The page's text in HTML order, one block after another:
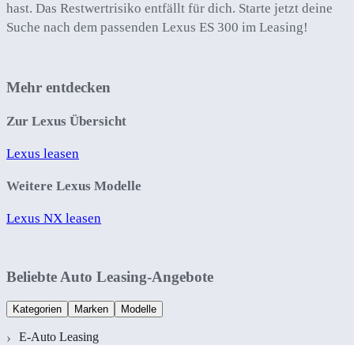
hast. Das Restwertrisiko entfällt für dich. Starte jetzt deine
Suche nach dem passenden Lexus ES 300 im Leasing!
Mehr entdecken
Zur Lexus Übersicht
Lexus leasen
Weitere Lexus Modelle
Lexus NX leasen
Beliebte Auto Leasing-Angebote
Kategorien Marken Modelle
E-Auto Leasing